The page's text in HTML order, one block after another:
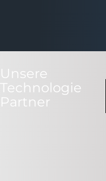
Unsere
Technologie
Partner